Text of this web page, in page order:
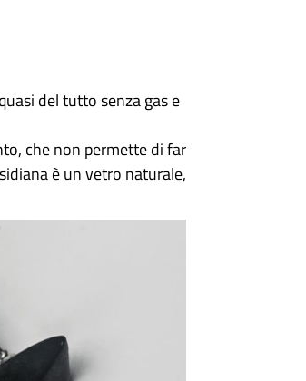
del tutto senza gas e
che non permette di far
è un vetro naturale,